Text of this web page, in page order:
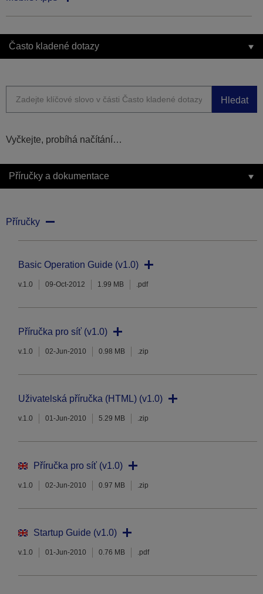
Často kladené dotazy
Hledat
Vyčkejte, probíhá načítání…
Příručky a dokumentace
Příručky
Basic Operation Guide (v1.0)
v.1.0 09-Oct-2012 1.99 MB .pdf
Příručka pro síť (v1.0)
v.1.0 02-Jun-2010 0.98 MB .zip
Uživatelská příručka (HTML) (v1.0)
v.1.0 01-Jun-2010 5.29 MB .zip
Příručka pro síť (v1.0)
v.1.0 02-Jun-2010 0.97 MB .zip
Startup Guide (v1.0)
v.1.0 01-Jun-2010 0.76 MB .pdf